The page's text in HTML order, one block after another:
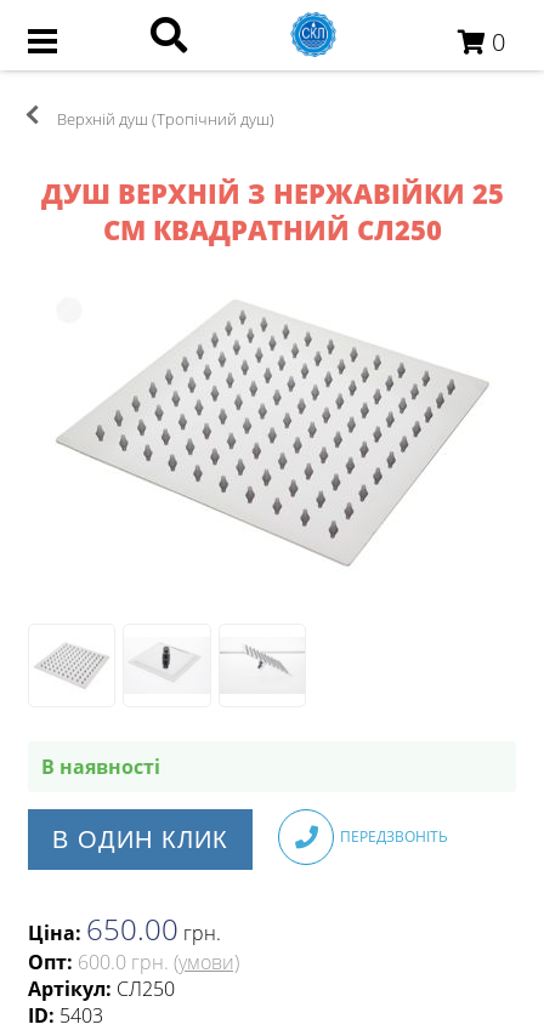
0
Верхній душ (Тропічний душ)
ДУШ ВЕРХНІЙ З НЕРЖАВІЙКИ 25
СМ КВАДРАТНИЙ СЛ250
В наявності
В ОДИН КЛИК ПЕРЕДЗВОНІТЬ
Ціна: 650.00 грн.
Опт: 600.0 грн. (умови)
Артікул: СЛ250
ID: 5403